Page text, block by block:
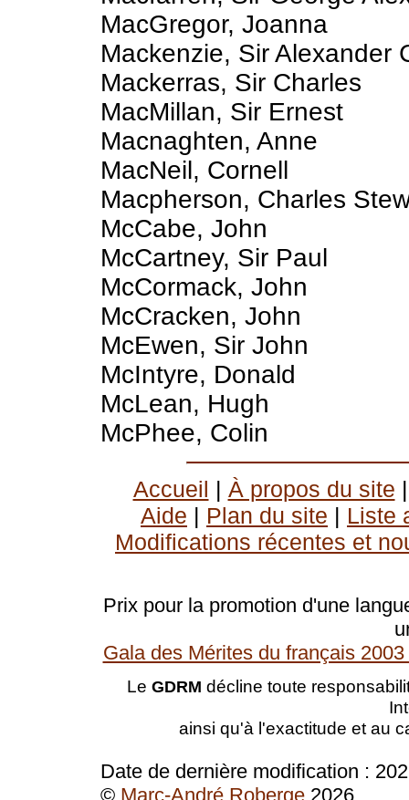
MacGregor, Joanna
Mackenzie, Sir Alexander
Mackerras, Sir Charles
MacMillan, Sir Ernest
Macnaghten, Anne
MacNeil, Cornell
Macpherson, Charles
McCabe, John
McCartney, Sir Paul
McCormack, John
McCracken, John
McEwen, Sir John
McIntyre, Donald
McLean, Hugh
McPhee, Colin
Accueil | À propos du site
Aide | Plan du site | Liste
Modifications récentes et
Prix pour la promotion d'une
Gala des Mérites du français
Le GDRM décline toute
ainsi qu'à l'exactitude et au
Date de dernière modification :
© Marc-André Roberge 2026